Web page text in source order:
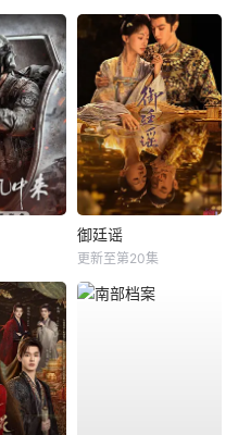
御廷谣
更新至第20集